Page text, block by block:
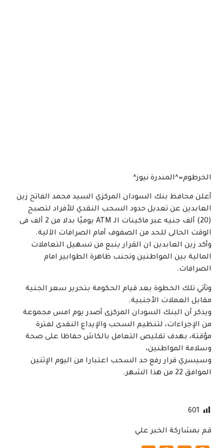
الخرطوم=^المندرة نيوز^
أعلن محافظ بنك السودان المركزي السيد محمد الفاتح زين
العابدين عن تعديل حدود السحب النقدي للأفراد لتصبح
(20) ألف جنيه عبر ماكينات الـ ATM يوميًا بدلا من 2 ألف فى
الوقت الحالى للحد من الصفوف أمام الصرافات الآلية.
وأكد زين العابدين ان القرار ينبع من تسهيل التعاملات
المالية بين المواطنين وتجنب ظاهرة الطوابير امام
الصرافات.
وتأتي تلك الخطوة بعد قيام الحكومة بتحرير سعر الجنية
مقابل العملات الأجنبية.
ويذكر أن البنك السودان المركزى أصدر يوم امس مجموعة
من الإجراءات، لتنظيم السحب والإيداع النقدى لفترة
مؤقتة، بهدف تقليص التعامل بالكاش حفاظا على صحة
وسلامة المواطنين،
وسيسري قرار رفع حد السحب اعتبارا من اليوم الإثنين
الموافق 22 من هذا الشهر.
601
قم بمشاركة الخبر علي